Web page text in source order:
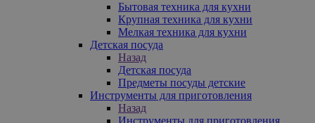
Бытовая техника для кухни
Крупная техника для кухни
Мелкая техника для кухни
Детская посуда
Назад
Детская посуда
Предметы посуды детские
Инструменты для приготовления
Назад
Инструменты для приготовления